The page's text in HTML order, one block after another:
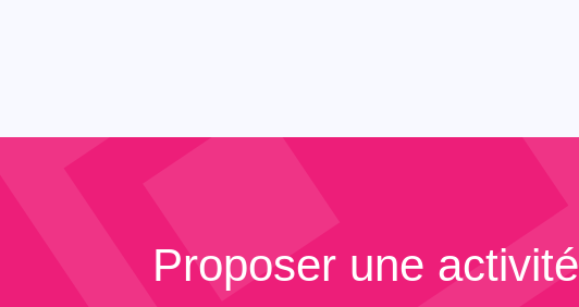
Proposer une activité